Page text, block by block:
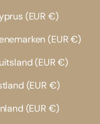
(EUR €)
(EUR €)
(EUR €)
(EUR €)
(EUR €)